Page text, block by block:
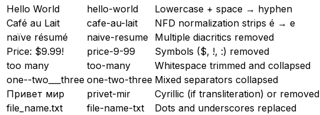
Hello World
hello-world
Lowercase + space → hyphen
Café au Lait
cafe-au-lait
NFD normalization strips é → e
naïve résumé
naive-resume Multiple diacritics removed
Price: $9.99!
price-9-99
Symbols ($, !, :) removed
too many
too-many
Whitespace trimmed and collapsed
one--two___three one-two-three Mixed separators collapsed
Привет мир
privet-mir
Cyrillic (if transliteration) or removed
file_name.txt
file-name-txt
Dots and underscores replaced